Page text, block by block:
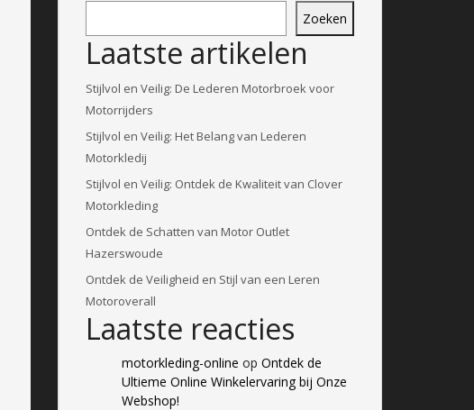
Zoeken
Laatste artikelen
Stijlvol en Veilig: De Lederen Motorbroek voor
Motorrijders
Stijlvol en Veilig: Het Belang van Lederen
Motorkledij
Stijlvol en Veilig: Ontdek de Kwaliteit van Clover
Motorkleding
Ontdek de Schatten van Motor Outlet
Hazerswoude
Ontdek de Veiligheid en Stijl van een Leren
Motoroverall
Laatste reacties
motorkleding-online op Ontdek de
Ultieme Online Winkelervaring bij Onze
Webshop!